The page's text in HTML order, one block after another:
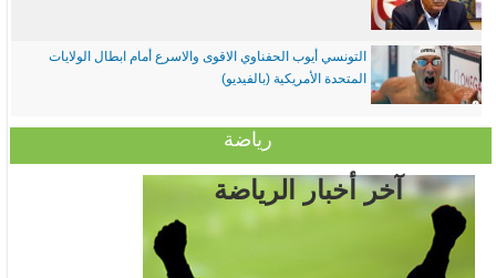
التونسي أيوب الحفناوي الاقوى والاسرع أمام ابطال الولايات
المتحدة الأمريكية (بالفيديو)
رياضة
آخر أخبار الرياضة